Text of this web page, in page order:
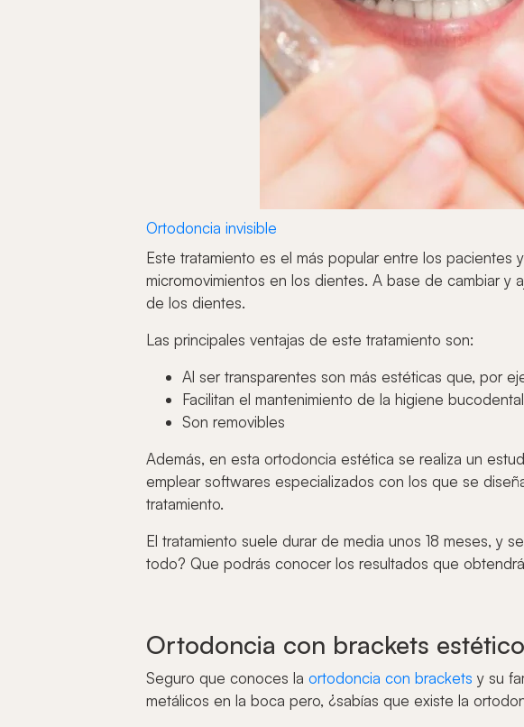
Ortodoncia invisible
Este tratamiento es el más popular entre los
micromovimientos en los dientes. A base de cambiar y
de los dientes.
Las principales ventajas de este tratamiento son:
Al ser transparentes son más estéticas que, por
Facilitan el mantenimiento de la higiene bucodental
Son removibles
Además, en esta ortodoncia estética se realiza un
emplear softwares especializados con los que se
tratamiento.
El tratamiento suele durar de media unos 18 meses, y
todo? Que podrás conocer los resultados que
Ortodoncia con brackets
Seguro que conoces la ortodoncia con brackets y su
metálicos en la boca pero, ¿sabías que existe la